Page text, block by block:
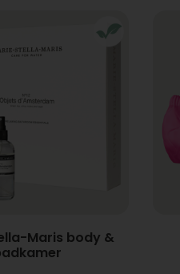
Maris body &